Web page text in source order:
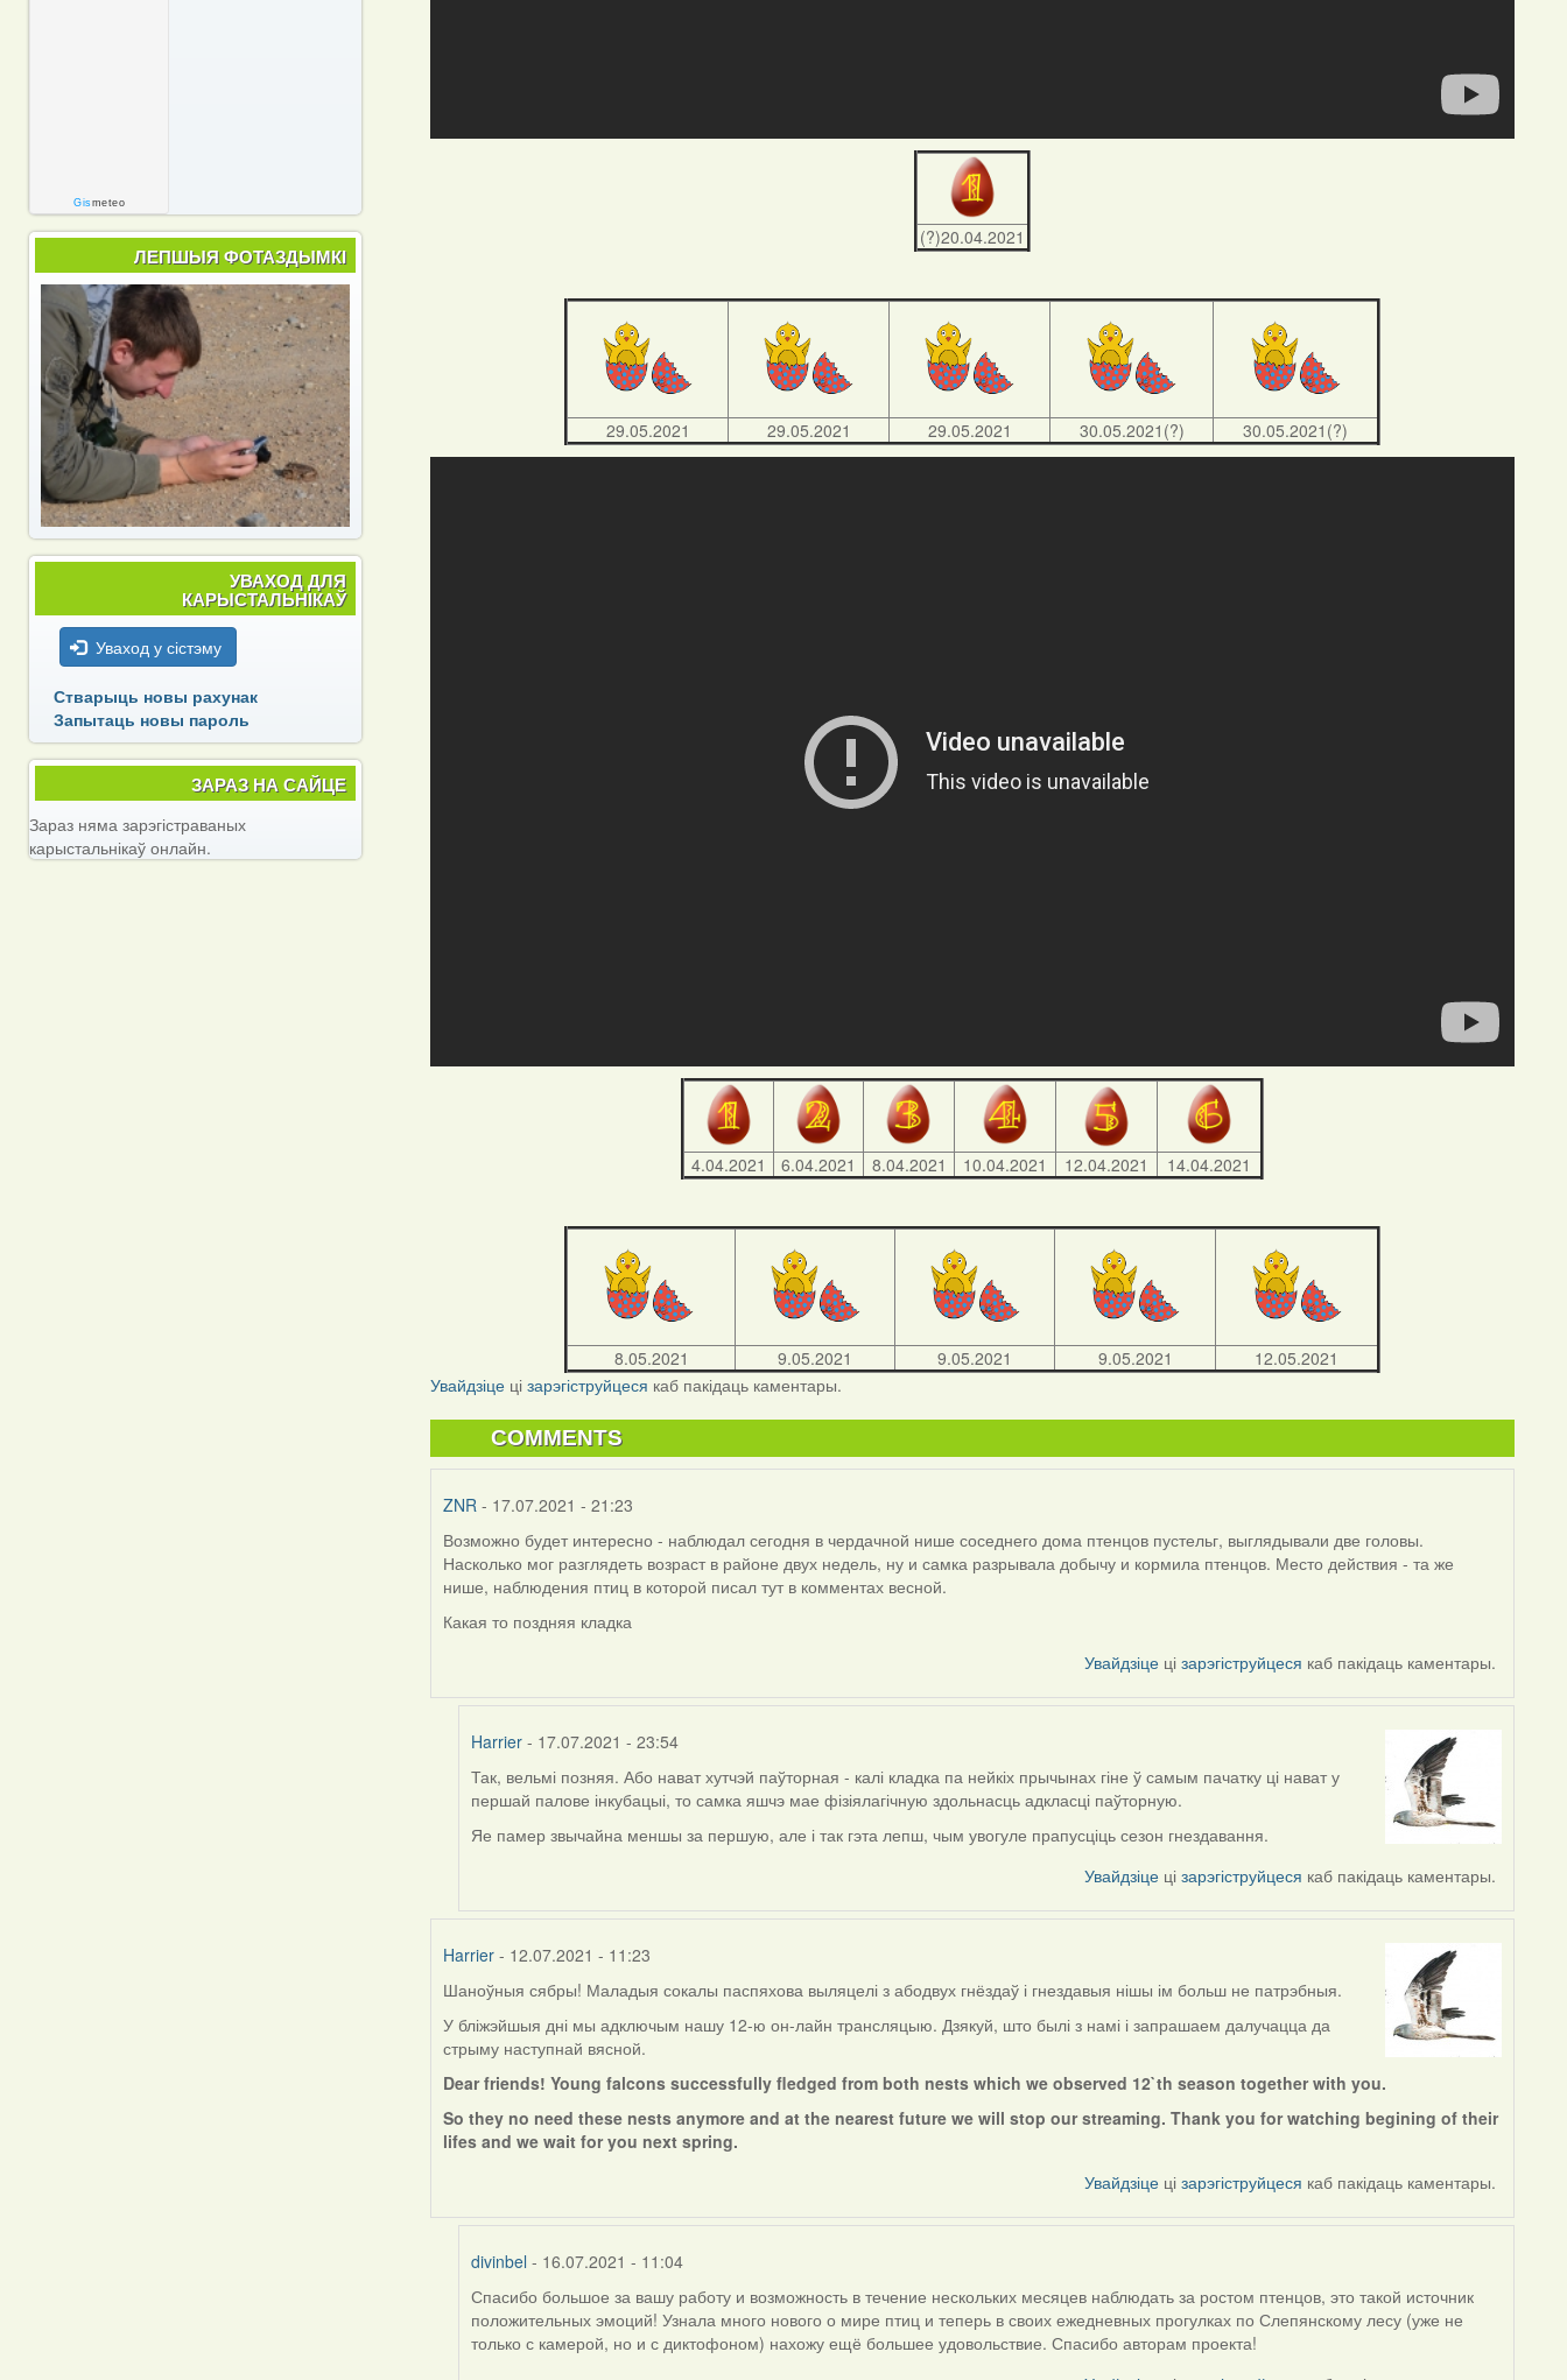
(?)20.04.2021
29.05.2021 29.05.2021 29.05.2021 30.05.2021(?) 30.05.2021(?)
4.04.2021 6.04.2021 8.04.2021 10.04.2021 12.04.2021 14.04.2021
8.05.2021 9.05.2021 9.05.2021 9.05.2021
12.05.2021
Увайдзіце цізарэгіструйцеся каб пакідаць каментары.
COMMENTS
ZNR - 17.07.2021 - 21:23
Возможно будет интересно - наблюдал сегодня в чердачной нише соседнего дома птенцов пустельг, выглядывали две головы.
Насколько мог разглядеть возраст в районе двух недель, ну и самка разрывала добычу и кормила птенцов. Место действия - та же
нише, наблюдения птиц в которой писал тут в комментах весной.
Какая то поздняя кладка
Увайдзіце цізарэгіструйцеся каб пакідаць каментары.
Harrier- 17.07.2021 - 23:54
In
reply
to
Так, вельмі позняя. Або нават хутчэй паўторная - калі кладка па нейкіх прычынах гіне ў самым пачатку ці нават у
першай палове інкубацыі, то самка яшчэ мае фізіялагічную здольнасць адкласці паўторную.
Яе памер звычайна меншы за першую, але і так гэта лепш, чым увогуле прапусціць сезон гнездавання.
Увайдзіце цізарэгіструйцеся каб пакідаць каментары.
Harrier - 12.07.2021 - 11:23
Шаноўныя сябры! Маладыя сокалы паспяхова выляцелі з абодвух гнёздаў і гнездавыя нішы ім больш не патрэбныя.
У бліжэйшыя дні мы адключым нашу 12-ю он-лайн трансляцыю. Дзякуй, што былі з намі і запрашаем далучацца да
стрыму наступнай вясной.
Dear friends! Young falcons successfully fledged from both nests which we observed 12`th season together with you.
So they no need these nests anymore and at the nearest future we will stop our streaming. Thank you for watching begining of their
lifes and we wait for you next spring.
Увайдзіце цізарэгіструйцеся каб пакідаць каментары.
divinbel - 16.07.2021 - 11:04
In
reply
to
Спасибо большое за вашу работу и возможность в течение нескольких месяцев наблюдать за ростом птенцов, это такой источник
положительных эмоций! Узнала много нового о мире птиц и теперь в своих ежедневных прогулках по Слепянскому лесу (уже не
только с камерой, но и с диктофоном) нахожу ещё большее удовольствие. Спасибо авторам проекта!
Gismeteo
ЛЕПШЫЯ ФОТАЗДЫМКІ
УВАХОД ДЛЯ
КАРЫСТАЛЬНІКАЎ
Уваход у сістэму
Стварыць новы рахунак
Запытаць новы пароль
ЗАРАЗ НА САЙЦЕ
Зараз няма зарэгістраваных
карыстальнікаў онлайн.